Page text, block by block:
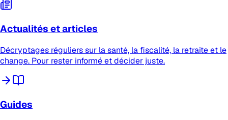
Actualités et articles
Décryptages réguliers sur la santé, la fiscalité, la retraite et le
change. Pour rester informé et décider juste.
Guides